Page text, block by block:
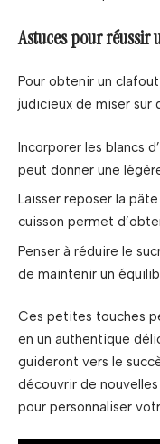
Astuces pour
Pour obtenir un
judicieux de miser sur
Incorporer les blancs
peut donner une
Laisser reposer la
cuisson permet
Penser à réduire le
de maintenir un
Ces petites touches
en un authentique
guideront vers le
découvrir de
pour personnaliser